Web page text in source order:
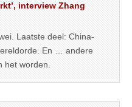
interview Zhang
Laatste deel: China-
En … andere
het worden.